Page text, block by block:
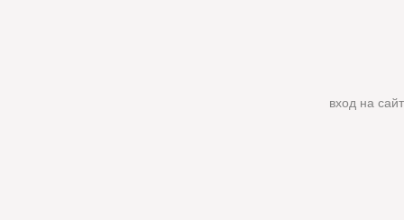
вход на сайт